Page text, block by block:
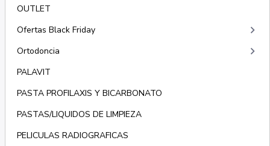
OUTLET
Ofertas Black Friday
keyboard_arrow_right
Ortodoncia keyboard_arrow_right
PALAVIT
PASTA PROFILAXIS Y BICARBONATO
PASTAS/LIQUIDOS DE LIMPIEZA
PELICULAS RADIOGRAFICAS